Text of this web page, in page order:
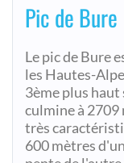
Pic de Bure
Le pic de Bure
les Hautes-
3ème plus
culmine à
très
600 mètres